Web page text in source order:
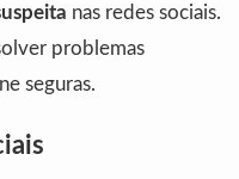
nas redes sociais.
problemas
seguras.